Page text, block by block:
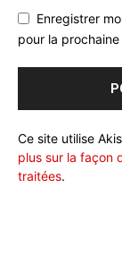
Enregistrer
pour la
Ce site utilise
plus sur la façon
traitées.